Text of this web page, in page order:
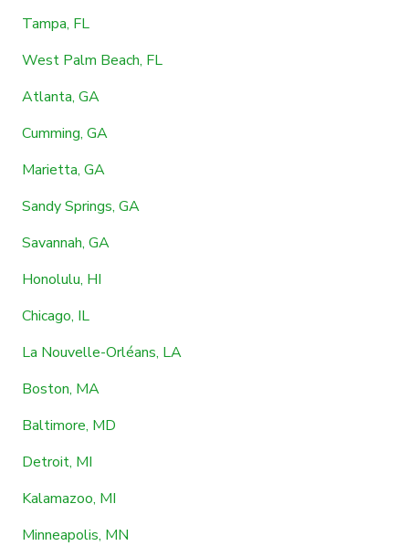
Tampa, FL
West Palm Beach, FL
Atlanta, GA
Cumming, GA
Marietta, GA
Sandy Springs, GA
Savannah, GA
Honolulu, HI
Chicago, IL
La Nouvelle-Orléans, LA
Boston, MA
Baltimore, MD
Detroit, MI
Kalamazoo, MI
Minneapolis, MN